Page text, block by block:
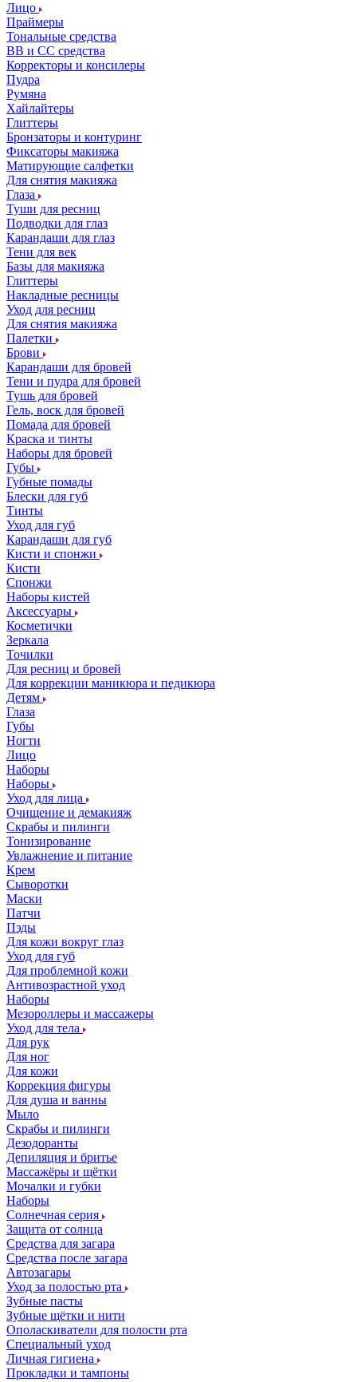
Лицо
Праймеры
Тональные средства
ВВ и СС средства
Корректоры и консилеры
Пудра
Румяна
Хайлайтеры
Глиттеры
Бронзаторы и контуринг
Фиксаторы макияжа
Матирующие салфетки
Для снятия макияжа
Глаза
Туши для ресниц
Подводки для глаз
Карандаши для глаз
Тени для век
Базы для макияжа
Глиттеры
Накладные ресницы
Уход для ресниц
Для снятия макияжа
Палетки
Брови
Карандаши для бровей
Тени и пудра для бровей
Тушь для бровей
Гель, воск для бровей
Помада для бровей
Краска и тинты
Наборы для бровей
Губы
Губные помады
Блески для губ
Тинты
Уход для губ
Карандаши для губ
Кисти и спонжи
Кисти
Спонжи
Наборы кистей
Аксессуары
Косметички
Зеркала
Точилки
Для ресниц и бровей
Для коррекции маникюра и педикюра
Детям
Глаза
Губы
Ногти
Лицо
Наборы
Наборы
Уход для лица
Очищение и демакияж
Скрабы и пилинги
Тонизирование
Увлажнение и питание
Крем
Сыворотки
Маски
Патчи
Пэды
Для кожи вокруг глаз
Уход для губ
Для проблемной кожи
Антивозрастной уход
Наборы
Мезороллеры и массажеры
Уход для тела
Для рук
Для ног
Для кожи
Коррекция фигуры
Для душа и ванны
Мыло
Скрабы и пилинги
Дезодоранты
Депиляция и бритье
Массажёры и щётки
Мочалки и губки
Наборы
Солнечная серия
Защита от солнца
Средства для загара
Средства после загара
Автозагары
Уход за полостью рта
Зубные пасты
Зубные щётки и нити
Ополаскиватели для полости рта
Специальный уход
Личная гигиена
Прокладки и тампоны